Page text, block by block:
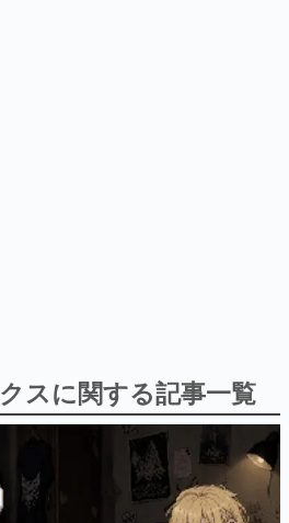
ゲーム史における主要なトピック・タイト
か、開発者へのインタビューや識者による
20年の歴史が一望できる決定版！
り〜ゲームクリエイターの青春〜
ペンと箸』等で知られるマンガ家・田中圭
ーム業界レポートマンガです。
スに関する記事一覧